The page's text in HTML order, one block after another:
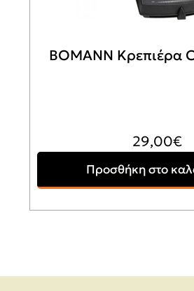
BOMANN Κρεπιέρα
29,00€
Προσθήκη στο